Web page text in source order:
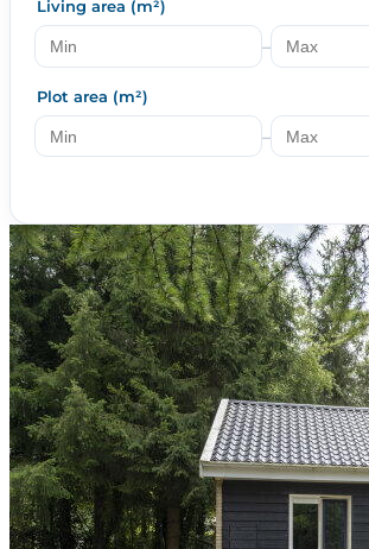
Living area (m²)
–
Plot area (m²)
–